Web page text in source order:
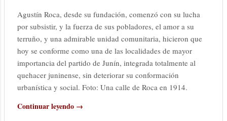
Agustín Roca, desde su fundación, comenzó con su lucha
por subsistir, y la fuerza de sus pobladores, el amor a su
terruño, y una admirable unidad comunitaria, hicieron que
hoy se conforme como una de las localidades de mayor
importancia del partido de Junín, integrada totalmente al
quehacer juninense, sin deteriorar su conformación
urbanística y social. Foto: Una calle de Roca en 1914.
Continuar leyendo →